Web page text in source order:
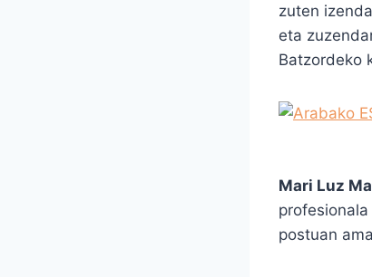
zuten
eta
Batzordeko
Mari Luz
postuan